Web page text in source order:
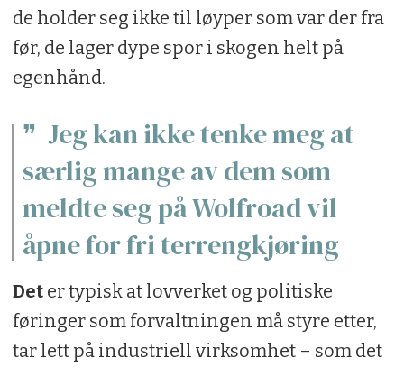
de holder seg ikke til løyper som var der fra
før, de lager dype spor i skogen helt på
egenhånd.
Jeg kan ikke tenke meg at
særlig mange av dem som
meldte seg på Wolfroad vil
åpne for fri terrengkjøring
Deter typisk at lovverket og politiske
føringer som forvaltningen må styre etter,
tar lett på industriell virksomhet – som det